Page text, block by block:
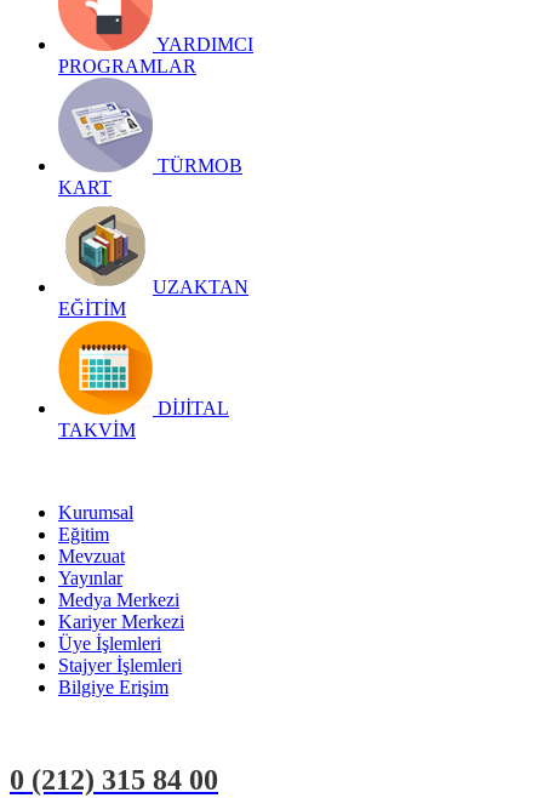
YARDIMCI
PROGRAMLAR
TÜRMOB
KART
UZAKTAN
EĞİTİM
DİJİTAL
TAKVİM
Kurumsal
Eğitim
Mevzuat
Yayınlar
Medya Merkezi
Kariyer Merkezi
Üye İşlemleri
Stajyer İşlemleri
Bilgiye Erişim
0 (212) 315 84 00